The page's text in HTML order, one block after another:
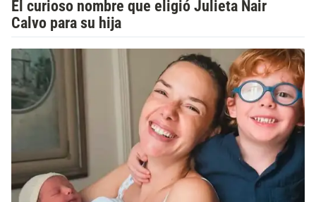
El curioso nombre que eligió Julieta Nair
Calvo para su hija